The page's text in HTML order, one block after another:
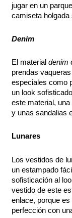
jugar en un
camiseta
Denim
El materialdenim
prendas
especiales como
un look
este material,
y unas sandalias
Lunares
Los vestidos de
un estampado
sofisticación al
vestido de este
enlace, porque
perfección con